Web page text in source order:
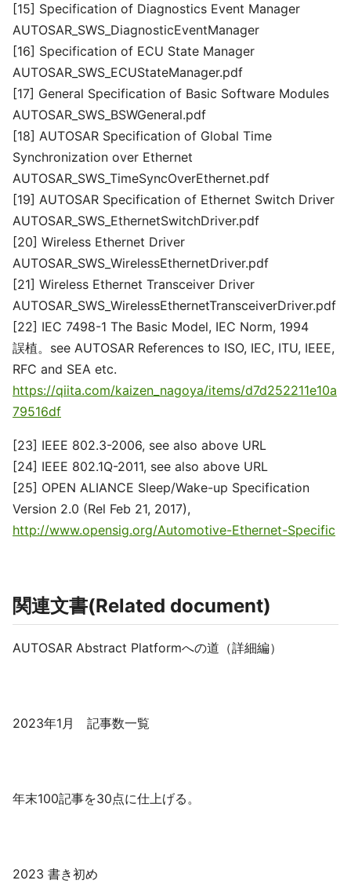
[15] Specification of Diagnostics Event Manager
AUTOSAR_SWS_DiagnosticEventManager
[16] Specification of ECU State Manager
AUTOSAR_SWS_ECUStateManager.pdf
[17] General Specification of Basic Software Modules
AUTOSAR_SWS_BSWGeneral.pdf
[18] AUTOSAR Specification of Global Time
Synchronization over Ethernet
AUTOSAR_SWS_TimeSyncOverEthernet.pdf
[19] AUTOSAR Specification of Ethernet Switch Driver
AUTOSAR_SWS_EthernetSwitchDriver.pdf
[20] Wireless Ethernet Driver
AUTOSAR_SWS_WirelessEthernetDriver.pdf
[21] Wireless Ethernet Transceiver Driver
AUTOSAR_SWS_WirelessEthernetTransceiverDriver.pdf
[22] IEC 7498-1 The Basic Model, IEC Norm, 1994
誤植。see AUTOSAR References to ISO, IEC, ITU, IEEE,
RFC and SEA etc.
https://qiita.com/kaizen_nagoya/items/d7d252211e10a
79516df
[23] IEEE 802.3-2006, see also above URL
[24] IEEE 802.1Q-2011, see also above URL
[25] OPEN ALIANCE Sleep/Wake-up Specification
Version 2.0 (Rel Feb 21, 2017),
http://www.opensig.org/Automotive-Ethernet-Specific
関連文書(Related document)
AUTOSAR Abstract Platformへの道（詳細編）
2023年1月 記事数一覧
年末100記事を30点に仕上げる。
2023 書き初め